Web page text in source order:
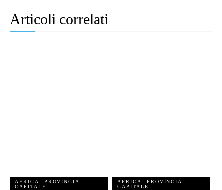
Articoli correlati
AFRICA: PROVINCIA
CAPITALE
AFRICA: PROVINCIA
CAPITALE